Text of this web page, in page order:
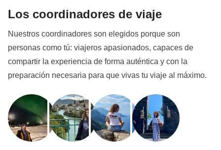
Los coordinadores de viaje
Nuestros coordinadores son elegidos porque son
personas como tú: viajeros apasionados, capaces de
compartir la experiencia de forma auténtica y con la
preparación necesaria para que vivas tu viaje al máximo.